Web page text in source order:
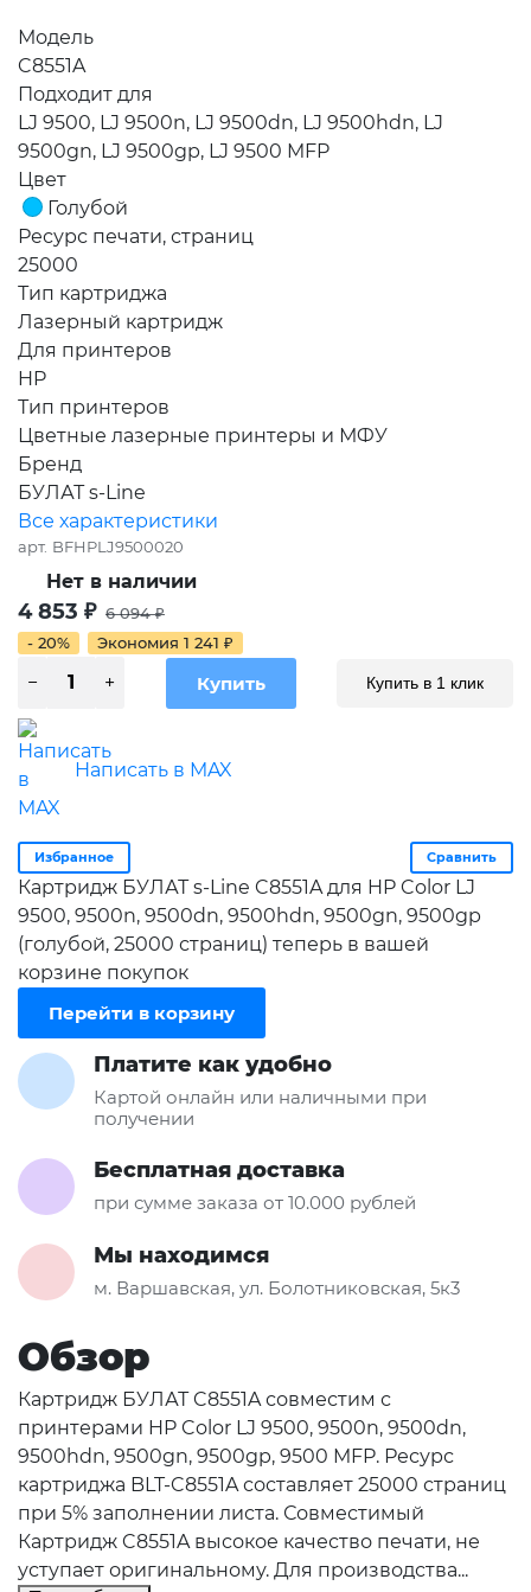
Модель
C8551A
Подходит для
LJ 9500, LJ 9500n, LJ 9500dn, LJ 9500hdn, LJ
9500gn, LJ 9500gp, LJ 9500 MFP
Цвет
Голубой
Ресурс печати, страниц
25000
Тип картриджа
Лазерный картридж
Для принтеров
HP
Тип принтеров
Цветные лазерные принтеры и МФУ
Бренд
БУЛАТ s-Line
Все характеристики
арт. BFHPLJ9500020
Нет в наличии
4 853 ₽ 6 094₽
- 20%
Экономия 1 241 ₽
Купить в 1 клик
Написать в MAX
Избранное Сравнить
Картридж БУЛАТ s-Line C8551A для HP Color LJ
9500, 9500n, 9500dn, 9500hdn, 9500gn, 9500gp
(голубой, 25000 страниц) теперь в вашей
корзине покупок
Перейти в корзину
Платите как удобно
Картой онлайн или наличными при
получении
Бесплатная доставка
при сумме заказа от 10.000 рублей
Мы находимся
м. Варшавская, ул. Болотниковская, 5к3
Обзор
Картридж БУЛАТ C8551A совместим с
принтерами HP Color LJ 9500, 9500n, 9500dn,
9500hdn, 9500gn, 9500gp, 9500 MFP. Ресурс
картриджа BLT-C8551A составляет 25000 страниц
при 5% заполнении листа. Совместимый
Картридж C8551A высокое качество печати, не
уступает оригинальному. Для производства...